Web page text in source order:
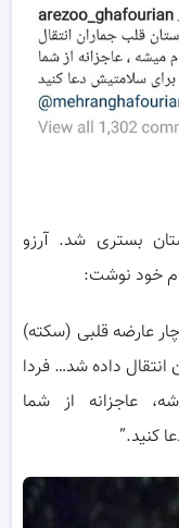
۱۴۰۰ در بیمارستان بستری شد. آرزو
خود نوشت:
عزیزم دچار عارضه قلبی (سکته)
انتقال داده شد… فردا
عاجزانه از شما
کنید.”